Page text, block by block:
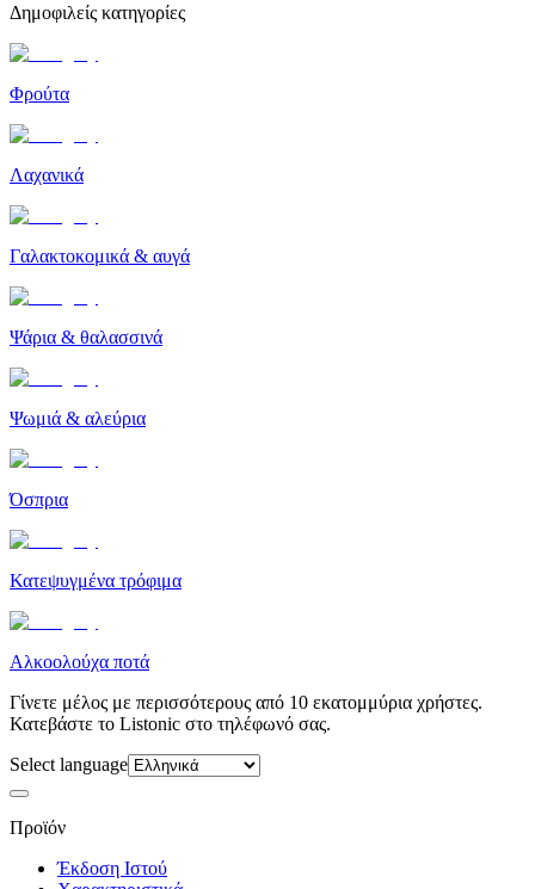
Δημοφιλείς κατηγορίες
Φρούτα
Λαχανικά
Γαλακτοκομικά & αυγά
Ψάρια & θαλασσινά
Ψωμιά & αλεύρια
Όσπρια
Κατεψυγμένα τρόφιμα
Αλκοολούχα ποτά
Γίνετε μέλος με περισσότερους από 10 εκατομμύρια χρήστες.
Κατεβάστε το Listonic στο τηλέφωνό σας.
Select language
Προϊόν
Έκδοση Ιστού